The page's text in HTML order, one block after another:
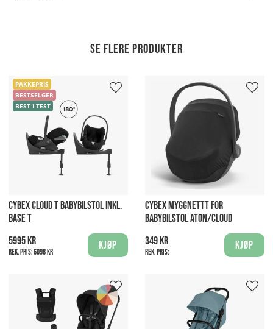
Se flere produkter
PAKKEPRIS
BESTSELGER
BEST I TEST
CYBEX CLOUD T BABYBILSTOL INKL.
BASE T
5995 kr
Rek. pris:6098 kr
Kjøp
CYBEX MYGGNETTT FOR
BABYBILSTOL ATON/CLOUD
349 kr
Rek. pris:
Kjøp